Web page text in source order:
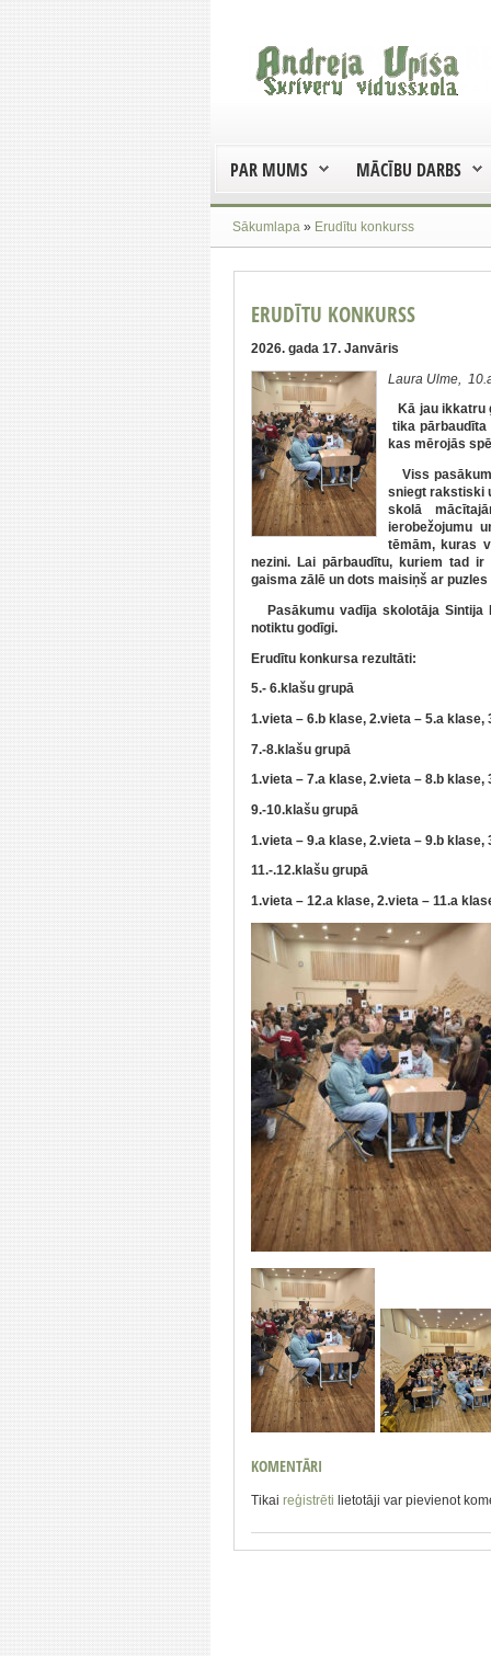
PAR MUMS MĀCĪBU DARBS
Sākumlapa » Erudītu konkurss
ERUDĪTU KONKURSS
2026. gada 17. Janvāris
Laura Ulme,
Kā jau ikkatru
tika pārbaudīta
kas mērojās
Viss
sniegt rakstiski
skolā
ierobežojumu
tēmām, kuras
nezini. Lai pārbaudītu, kuriem tad
gaisma zālē un dots maisiņš ar
Pasākumu vadīja skolotāja Sintija
notiktu godīgi.
Erudītu konkursa rezultāti:
5.- 6.klašu grupā
1.vieta – 6.b klase, 2.vieta – 5.a
7.-8.klašu grupā
1.vieta – 7.a klase, 2.vieta – 8.b
9.-10.klašu grupā
1.vieta – 9.a klase, 2.vieta – 9.b
11.-.12.klašu grupā
1.vieta – 12.a klase, 2.vieta – 11.a
KOMENTĀRI
Tikai reģistrēti lietotāji var pievienot